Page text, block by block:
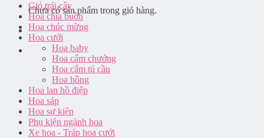
Chưa có sản phẩm trong giỏ hàng.
Giỏ trái cây
Hoa chia buồn
Hoa chúc mừng
Hoa cưới
Hoa baby
Hoa cẩm chướng
Hoa cẩm tú cầu
Hoa hồng
Hoa lan hồ điệp
Hoa sáp
Hoa sự kiện
Phụ kiện ngành hoa
Xe hoa - Tráp hoa cưới